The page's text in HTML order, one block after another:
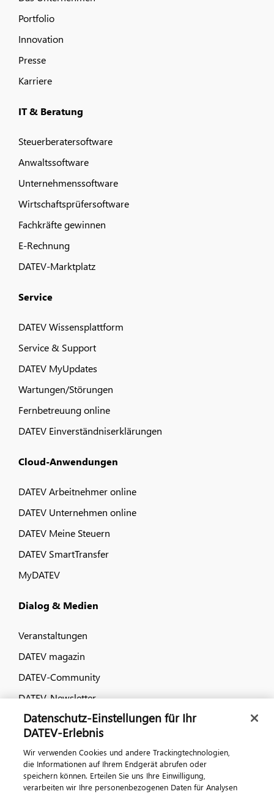
Portfolio
Innovation
Presse
Karriere
IT & Beratung
Steuerberatersoftware
Anwaltssoftware
Unternehmenssoftware
Wirtschaftsprüfersoftware
Fachkräfte gewinnen
E-Rechnung
DATEV-Marktplatz
Service
DATEV Wissensplattform
Service & Support
DATEV MyUpdates
Wartungen/Störungen
Fernbetreuung online
DATEV Einverständniserklärungen
Cloud-Anwendungen
DATEV Arbeitnehmer online
DATEV Unternehmen online
DATEV Meine Steuern
DATEV SmartTransfer
MyDATEV
Dialog & Medien
Veranstaltungen
DATEV magazin
DATEV-Community
DATEV-Newsletter
Kontaktieren Sie uns
Datenschutz-Einstellungen für Ihr
DATEV-Erlebnis
Wir verwenden Cookies und andere Trackingtechnologien,
die Informationen auf Ihrem Endgerät abrufen oder
speichern können. Erteilen Sie uns Ihre Einwilligung,
verarbeiten wir Ihre personenbezogenen Daten für Analysen